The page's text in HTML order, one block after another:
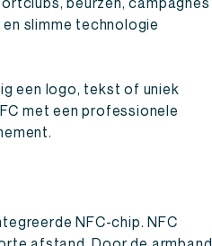
slimme technologie
een logo, tekst of uniek
met een professionele
NFC-chip. NFC